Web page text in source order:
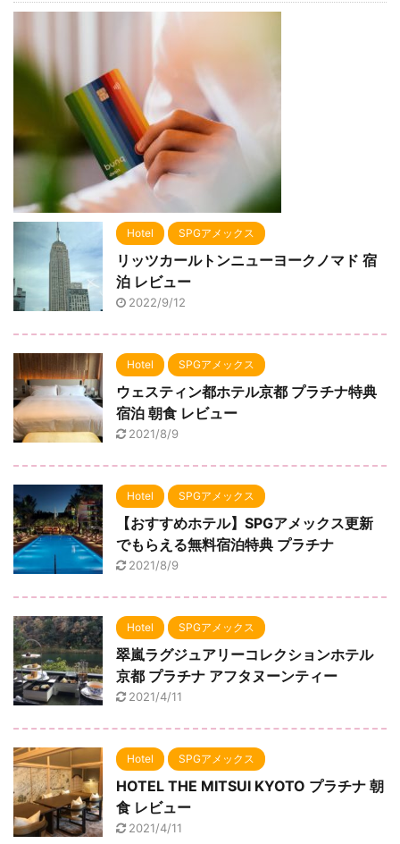
Hotel SPGアメックス
リッツカールトンニューヨークノマド 宿
泊 レビュー
2022/9/12
Hotel SPGアメックス
ウェスティン都ホテル京都 プラチナ特典
宿泊 朝食 レビュー
2021/8/9
Hotel SPGアメックス
【おすすめホテル】SPGアメックス更新
でもらえる無料宿泊特典 プラチナ
2021/8/9
Hotel SPGアメックス
翠嵐ラグジュアリーコレクションホテル
京都 プラチナ アフタヌーンティー
2021/4/11
Hotel SPGアメックス
HOTEL THE MITSUI KYOTO プラチナ 朝
食 レビュー
2021/4/11